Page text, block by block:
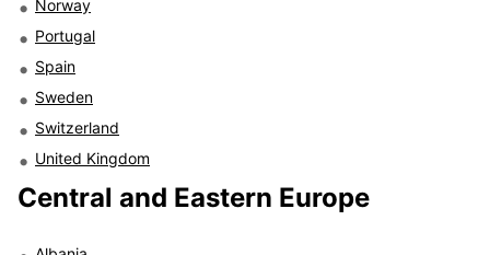
Norway
Portugal
Spain
Sweden
Switzerland
United Kingdom
Central and Eastern Europe